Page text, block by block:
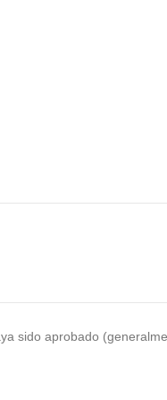
sido aprobado